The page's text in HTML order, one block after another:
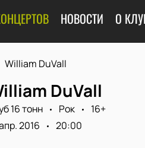
НОВОСТИ О
William DuVall
DuVall
16 тонн Рок
16+
2016
20:00